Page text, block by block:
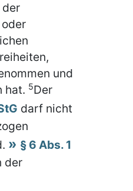
der
und
hat. 5Der
darf nicht
§ 6 Abs. 1
der